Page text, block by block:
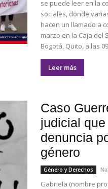
se puede leer en la
sociales, donde
hacen un llamado a
marzo en la Caja del
Bogotá, Quito, a las
Leer más
Caso
judicial
denuncia
género
Género y Derechos
Gabriela (nombre